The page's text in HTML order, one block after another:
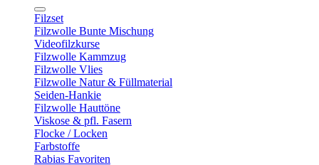
Filzset
Filzwolle Bunte Mischung
Videofilzkurse
Filzwolle Kammzug
Filzwolle Vlies
Filzwolle Natur & Füllmaterial
Seiden-Hankie
Filzwolle Hauttöne
Viskose & pfl. Fasern
Flocke / Locken
Farbstoffe
Rabias Favoriten